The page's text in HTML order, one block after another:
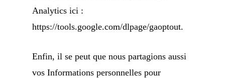
Analytics ici :
https://tools.google.com/dlpage/gaoptout.
Enfin, il se peut que nous partagions aussi
vos Informations personnelles pour